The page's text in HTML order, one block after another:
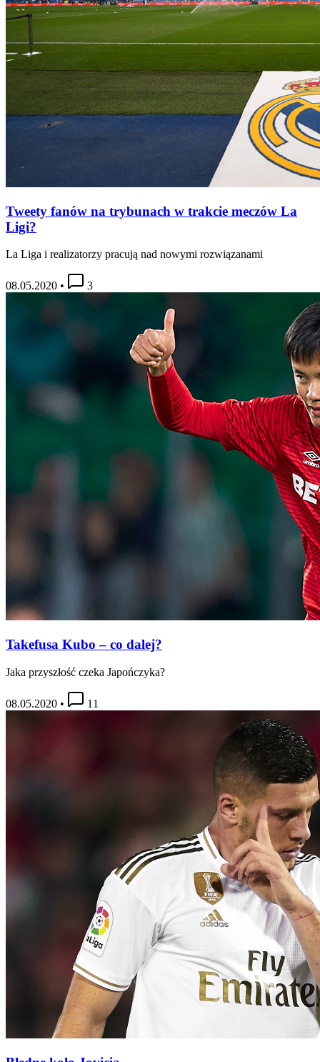
Tweety fanów na trybunach w trakcie meczów La
Ligi?
La Liga i realizatorzy pracują nad nowymi rozwiązanami
08.05.2020 • 3
Takefusa Kubo – co dalej?
Jaka przyszłość czeka Japończyka?
08.05.2020 • 11